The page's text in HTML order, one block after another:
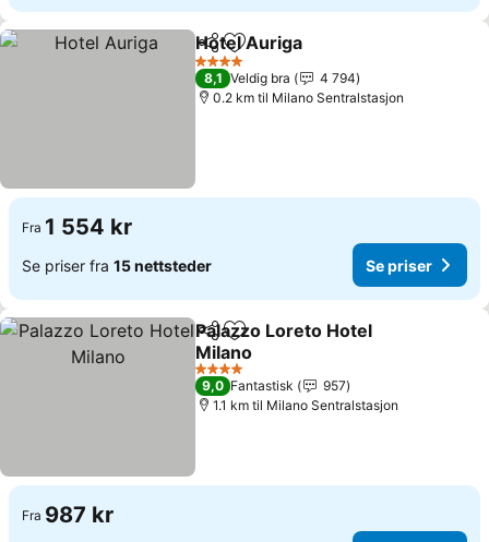
Del Legg til i favoritter
Hotel Auriga
4 Stjerner
8,1 Veldig bra
4 794
0.2 km til Milano Sentralstasjon
Fra 1 554 kr
Se priser fra 15 nettsteder Se priser
Del Legg til i favoritter
Palazzo Loreto Hotel
Milano
Se priser
4 Stjerner
9,0 Fantastisk
957
1.1 km til Milano Sentralstasjon
Fra 987 kr